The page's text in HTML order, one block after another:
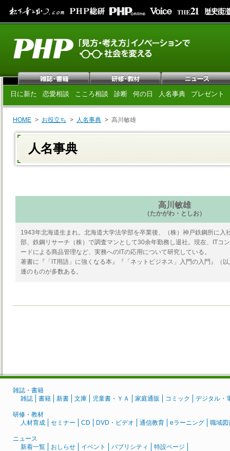
日に新た 恋愛相談 こころ相談 診断 何の日 人名事典 プレゼント
HOME お役立ち 人名事典 高川敏雄
人名事典
高川敏雄
（たかがわ・としお）
1943年北海道生まれ。北海道大学法学部を卒業後、（株）神戸鉄鋼所に入
部、鉄鋼リサーチ（株）で調査マンとして30余年勤務し退社。現在、ITコ
ードによる商品管理など、実務へのITの応用について研究している。
著書に『「IT用語」に強くなる本』『「ネットビジネス」入門の入門』（
連のものが多数ある。
雑誌・書籍
雑誌
書籍 新書 文庫 児童書・ＹＡ 家庭通販 コミック デジタル・
研修・教材
人材育成
セミナー CD DVD・ビデオ 通信教育 eラーニング 職域図
ニュース
新着一覧
おしらせ イベント パブリシティ 特設ページ